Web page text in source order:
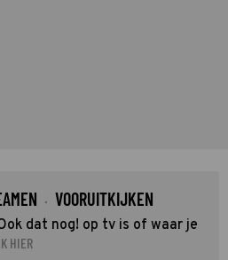
· VOORUITKIJKEN
dat nog! op tv is of waar je
HIER